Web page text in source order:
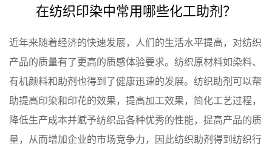
在纺织印染中常用哪些化工助剂？
近年来随着经济的快速发展，人们的⽣活水平提⾼，对纺织
产品的质量有了更高的质感体验要求。纺织原材料如染料、
有机颜料和助剂也得到了健康迅速的发展。纺织助剂可以帮
助提⾼印染和印花的效果，提⾼加工效果，简化工艺过程，
降低生产成本并赋予纺织品各种优秀的性能，提⾼产品的质
量，从而增加企业的市场竞争力，因此纺织助剂得到纺织行